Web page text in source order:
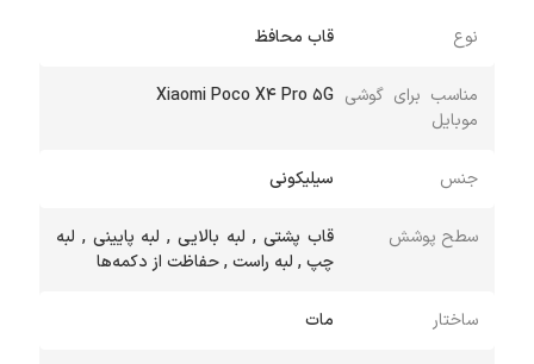
نوع قاب محافظ
مناسب برای گوشی
موبایل
Xiaomi Poco X4 Pro 5G
جنس سیلیکونی
سطح پوشش
قاب پشتی , لبه بالایی , لبه پایینی , لبه
چپ , لبه راست , حفاظت از دکمه‌ها
ساختار مات